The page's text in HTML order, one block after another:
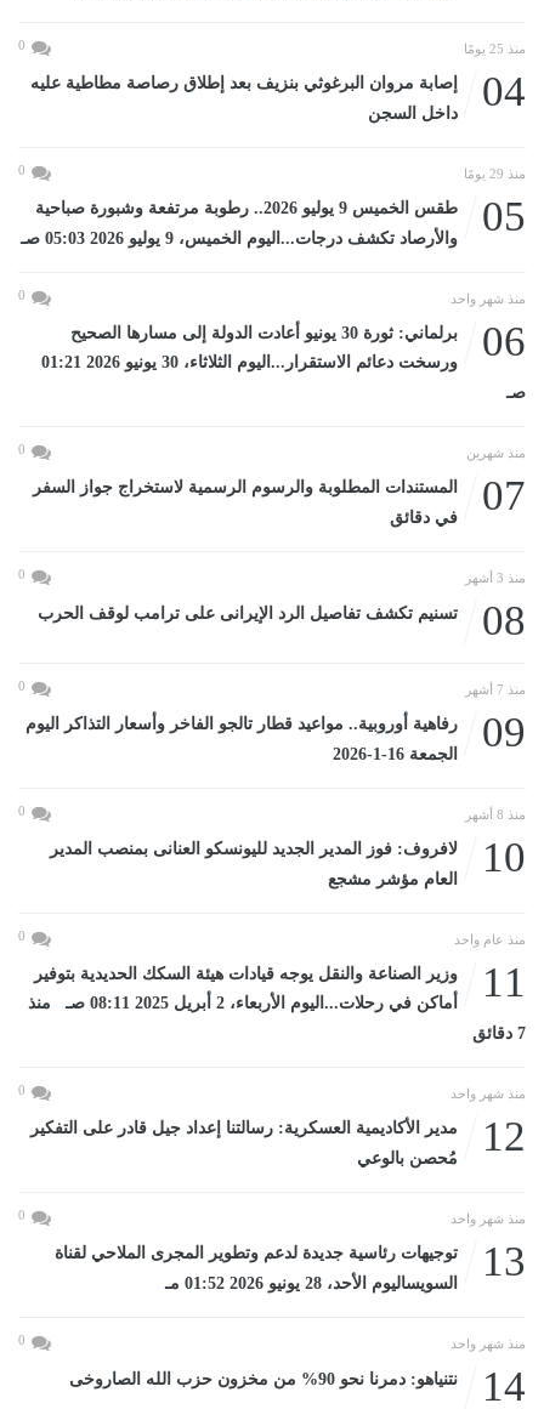
منذ 25 يومًا 0
04
إصابة مروان البرغوثي بنزيف بعد إطلاق رصاصة مطاطية عليه
داخل السجن
منذ 29 يومًا 0
05
طقس الخميس 9 يوليو 2026.. رطوبة مرتفعة وشبورة صباحية
والأرصاد تكشف درجات...اليوم الخميس، 9 يوليو 2026 05:03 صـ
منذ شهر واحد 0
06
برلماني: ثورة 30 يونيو أعادت الدولة إلى مسارها الصحيح
ورسخت دعائم الاستقرار...اليوم الثلاثاء، 30 يونيو 2026 01:21
صـ
منذ شهرين 0
07
المستندات المطلوبة والرسوم الرسمية لاستخراج جواز السفر
في دقائق
منذ 3 أشهر 0
08 تسنيم تكشف تفاصيل الرد الإيرانى على ترامب لوقف الحرب
منذ 7 أشهر 0
09
رفاهية أوروبية.. مواعيد قطار تالجو الفاخر وأسعار التذاكر اليوم
الجمعة 16-1-2026
منذ 8 أشهر 0
10
لافروف: فوز المدير الجديد لليونسكو العنانى بمنصب المدير
العام مؤشر مشجع
منذ عام واحد 0
11
وزير الصناعة والنقل يوجه قيادات هيئة السكك الحديدية بتوفير
أماكن في رحلات...اليوم الأربعاء، 2 أبريل 2025 08:11 صـ منذ
7 دقائق
منذ شهر واحد 0
12
مدير الأكاديمية العسكرية: رسالتنا إعداد جيل قادر على التفكير
مُحصن بالوعي
منذ شهر واحد 0
13
توجيهات رئاسية جديدة لدعم وتطوير المجرى الملاحي لقناة
السويساليوم الأحد، 28 يونيو 2026 01:52 مـ
منذ شهر واحد 0
14 نتنياهو: دمرنا نحو 90% من مخزون حزب الله الصاروخى